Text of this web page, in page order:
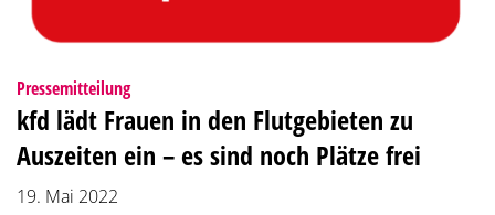
Pressemitteilung:
kfd lädt Frauen in den Flutgebieten zu
Auszeiten ein – es sind noch Plätze frei
19. Mai 2022